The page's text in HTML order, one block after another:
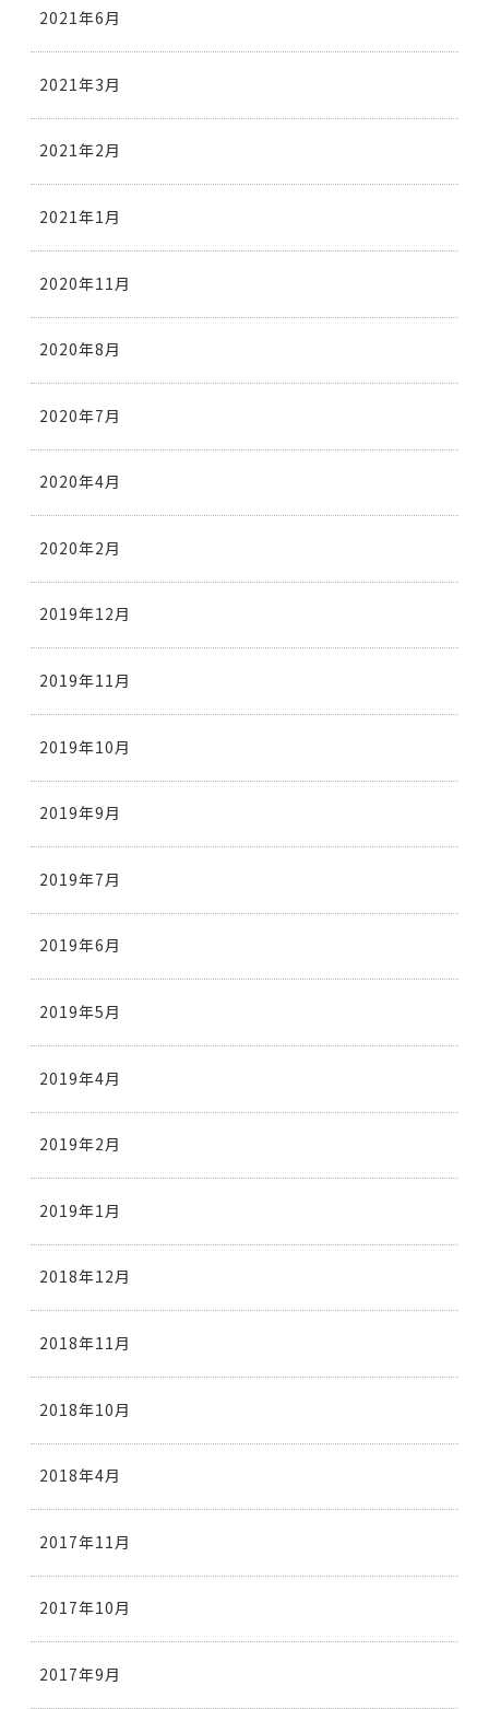
2021年6月
2021年3月
2021年2月
2021年1月
2020年11月
2020年8月
2020年7月
2020年4月
2020年2月
2019年12月
2019年11月
2019年10月
2019年9月
2019年7月
2019年6月
2019年5月
2019年4月
2019年2月
2019年1月
2018年12月
2018年11月
2018年10月
2018年4月
2017年11月
2017年10月
2017年9月